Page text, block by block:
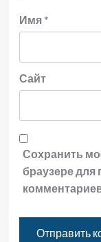
Имя *
Сайт
Сохранить
браузере